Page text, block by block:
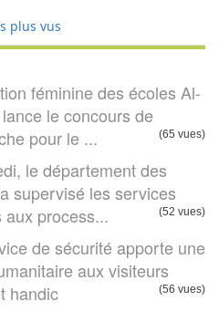
plus vus
féminine des écoles Al-
le concours de
pour le ...
(65 vues)
le département des
supervisé les services
aux process...
(52 vues)
de sécurité apporte une
aux visiteurs
handic
(56 vues)